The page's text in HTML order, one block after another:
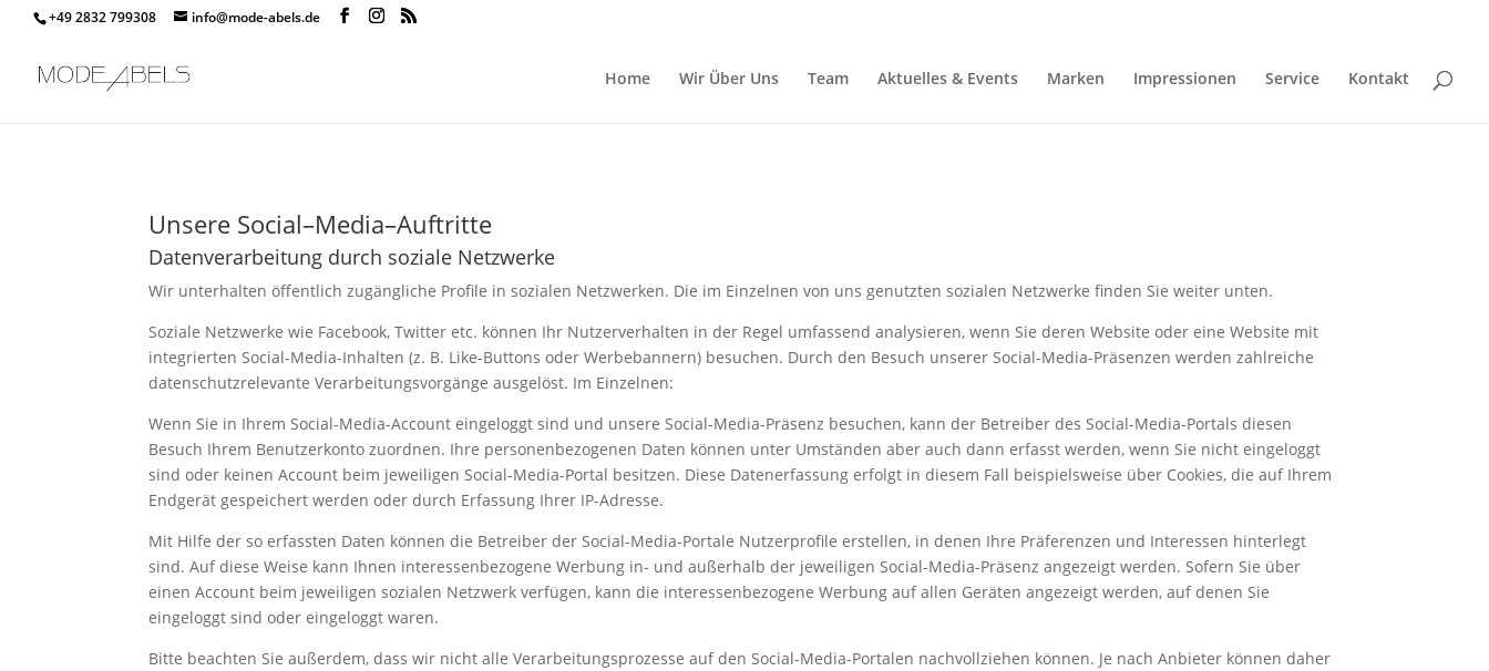
+49 2832 799308 info@mode-abels.de
Home Wir Über Uns Team Aktuelles & Events Marken Impressionen Service Kontakt
Unsere Social–Media–Auftritte
Datenverarbeitung durch soziale Netzwerke
Wir unterhalten öffentlich zugängliche Profile in sozialen Netzwerken. Die im Einzelnen von uns genutzten sozialen Netzwerke finden Sie weiter unten.
Soziale Netzwerke wie Facebook, Twitter etc. können Ihr Nutzerverhalten in der Regel umfassend analysieren, wenn Sie deren Website oder eine Website mit
integrierten Social-Media-Inhalten (z. B. Like-Buttons oder Werbebannern) besuchen. Durch den Besuch unserer Social-Media-Präsenzen werden zahlreiche
datenschutzrelevante Verarbeitungsvorgänge ausgelöst. Im Einzelnen:
Wenn Sie in Ihrem Social-Media-Account eingeloggt sind und unsere Social-Media-Präsenz besuchen, kann der Betreiber des Social-Media-Portals diesen
Besuch Ihrem Benutzerkonto zuordnen. Ihre personenbezogenen Daten können unter Umständen aber auch dann erfasst werden, wenn Sie nicht eingeloggt
sind oder keinen Account beim jeweiligen Social-Media-Portal besitzen. Diese Datenerfassung erfolgt in diesem Fall beispielsweise über Cookies, die auf Ihrem
Endgerät gespeichert werden oder durch Erfassung Ihrer IP-Adresse.
Mit Hilfe der so erfassten Daten können die Betreiber der Social-Media-Portale Nutzerprofile erstellen, in denen Ihre Präferenzen und Interessen hinterlegt
sind. Auf diese Weise kann Ihnen interessenbezogene Werbung in- und außerhalb der jeweiligen Social-Media-Präsenz angezeigt werden. Sofern Sie über
einen Account beim jeweiligen sozialen Netzwerk verfügen, kann die interessenbezogene Werbung auf allen Geräten angezeigt werden, auf denen Sie
eingeloggt sind oder eingeloggt waren.
Bitte beachten Sie außerdem, dass wir nicht alle Verarbeitungsprozesse auf den Social-Media-Portalen nachvollziehen können. Je nach Anbieter können daher